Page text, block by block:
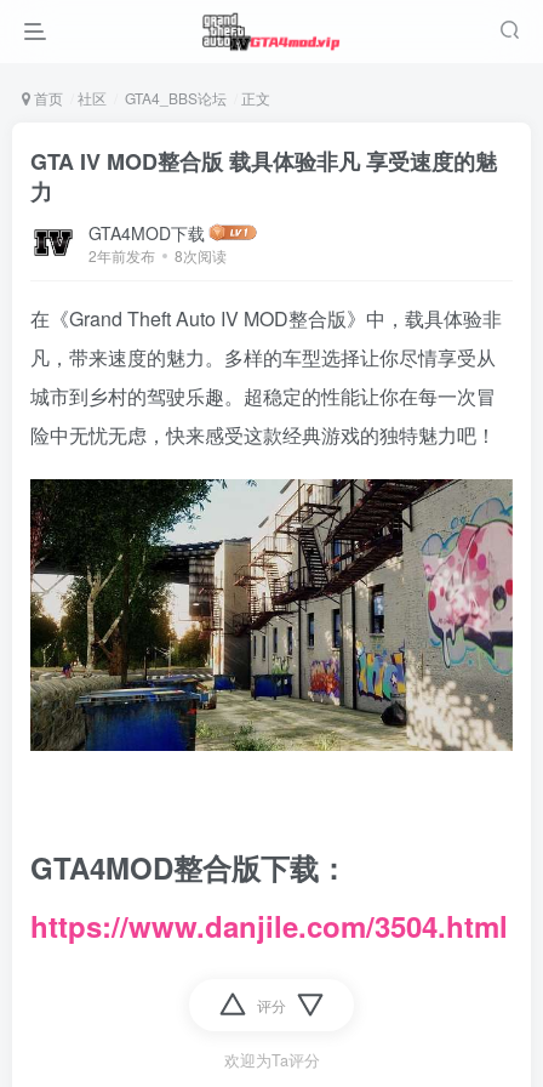
首页 社区 GTA4_BBS论坛 正文
GTA IV MOD整合版 载具体验非凡 享受速度的魅
力
GTA4MOD下载
2年前发布 8次阅读
在《Grand Theft Auto IV MOD整合版》中，载具体验非
凡，带来速度的魅力。多样的车型选择让你尽情享受从
城市到乡村的驾驶乐趣。超稳定的性能让你在每一次冒
险中无忧无虑，快来感受这款经典游戏的独特魅力吧！
GTA4MOD整合版下载：
https://www.danjile.com/3504.html
评分
欢迎为Ta评分